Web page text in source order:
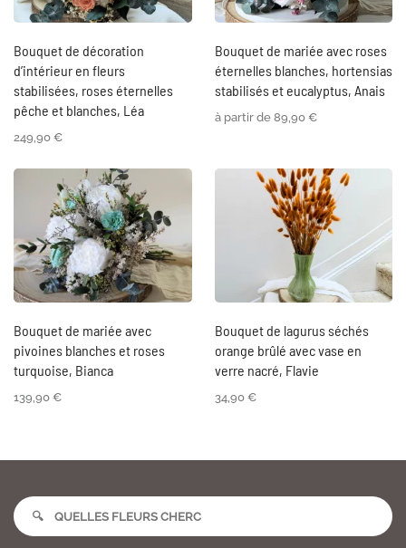
Bouquet de décoration
d’intérieur en fleurs
stabilisées, roses éternelles
pêche et blanches, Léa
249,90 €
Bouquet de mariée avec roses
éternelles blanches, hortensias
stabilisés et eucalyptus, Anais
à partir de 89,90 €
Bouquet de mariée avec
pivoines blanches et roses
turquoise, Bianca
139,90 €
Bouquet de lagurus séchés
orange brûlé avec vase en
verre nacré, Flavie
34,90 €